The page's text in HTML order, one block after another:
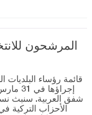
قائمة رؤساء البلديات
شفق العربية. سنبث